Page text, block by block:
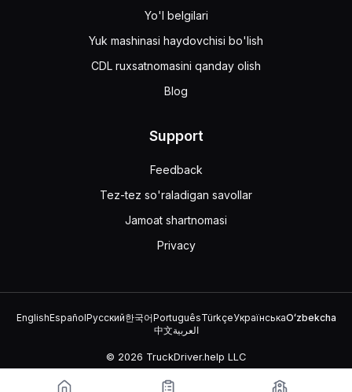
Yo'l belgilari
Yuk mashinasi haydovchisi bo'lish
CDL ruxsatnomasini qanday olish
Blog
Support
Feedback
Tez-tez so'raladigan savollar
Jamoat shartnomasi
Privacy
EnglishEspañolРусский한국어PortuguêsTürkçeУкраїнськаOʻzbekcha
中文العربية
© 2026 TruckDriver.help LLC
Platforma kompaniyaga tegishli va davlat tashkilotlari bilan aloqasi